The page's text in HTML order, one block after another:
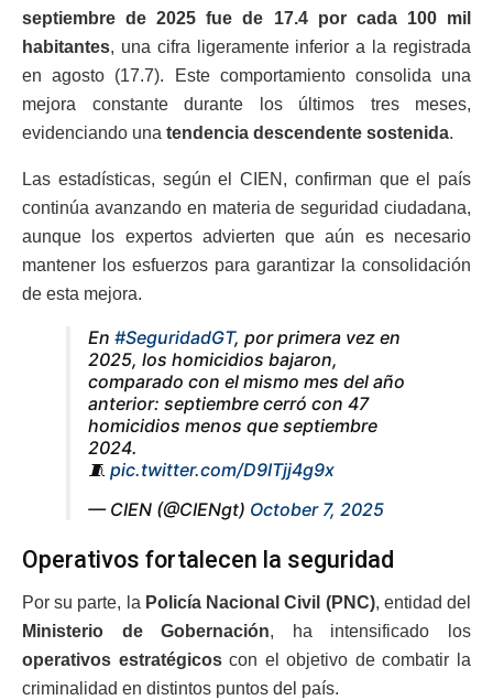
septiembre de 2025 fue de 17.4 por cada 100 mil
habitantes, una cifra ligeramente inferior a la registrada
en agosto (17.7). Este comportamiento consolida una
mejora constante durante los últimos tres meses,
evidenciando una tendencia descendente sostenida.
Las estadísticas, según el CIEN, confirman que el país
continúa avanzando en materia de seguridad ciudadana,
aunque los expertos advierten que aún es necesario
mantener los esfuerzos para garantizar la consolidación
de esta mejora.
En #SeguridadGT, por primera vez en
2025, los homicidios bajaron,
comparado con el mismo mes del año
anterior: septiembre cerró con 47
homicidios menos que septiembre
2024.
🧵 pic.twitter.com/D9ITjj4g9x
— CIEN (@CIENgt) October 7, 2025
Operativos fortalecen la seguridad
Por su parte, la Policía Nacional Civil (PNC), entidad del
Ministerio de Gobernación, ha intensificado los
operativos estratégicoscon el objetivo de combatir la
criminalidad en distintos puntos del país.